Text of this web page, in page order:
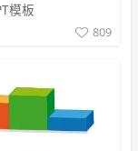
模板
809